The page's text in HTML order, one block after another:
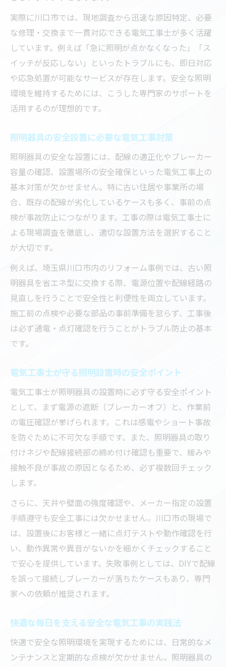
実際に川口市では、現地調査から迅速な原因特定、必要
な修理・交換まで一貫対応できる電気工事士が多く活躍
しています。例えば「急に照明が点かなくなった」「ス
イッチが反応しない」といったトラブルにも、即日対応
や応急処置が可能なサービスが存在します。安全な照明
環境を維持するためには、こうした専門家のサポートを
活用するのが理想的です。
照明器具の安全設置に必要な電気工事対策
照明器具の安全な設置には、配線の適正化やブレーカー
容量の確認、設置場所の安全確保といった電気工事上の
基本対策が欠かせません。特に古い住居や事業所の場
合、既存の配線が劣化しているケースも多く、事前の点
検が事故防止につながります。工事の際は電気工事士に
よる現場調査を徹底し、適切な設置方法を選択すること
が大切です。
例えば、埼玉県川口市内のリフォーム事例では、古い照
明器具を省エネ型に交換する際、電源位置や配線経路の
見直しを行うことで安全性と利便性を両立しています。
施工前の点検や必要な部品の事前準備を怠らず、工事後
は必ず通電・点灯確認を行うことがトラブル防止の基本
です。
電気工事士が守る照明設置時の安全ポイント
電気工事士が照明器具の設置時に必ず守る安全ポイント
として、まず電源の遮断（ブレーカーオフ）と、作業前
の電圧確認が挙げられます。これは感電やショート事故
を防ぐために不可欠な手順です。また、照明器具の取り
付けネジや配線接続部の締め付け確認も重要で、緩みや
接触不良が事故の原因となるため、必ず複数回チェック
します。
さらに、天井や壁面の強度確認や、メーカー指定の設置
手順遵守も安全工事には欠かせません。川口市の現場で
は、設置後にお客様と一緒に点灯テストや動作確認を行
い、動作異常や異音がないかを細かくチェックすること
で安心を提供しています。失敗事例としては、DIYで配線
を誤って接続しブレーカーが落ちたケースもあり、専門
家への依頼が推奨されます。
快適な毎日を支える安全な電気工事の実践法
快適で安全な照明環境を実現するためには、日常的なメ
ンテナンスと定期的な点検が欠かせません。照明器具の